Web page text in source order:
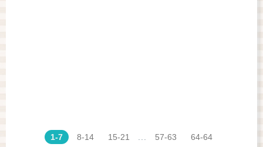
1-7 8-14 15-21 57-63 64-64